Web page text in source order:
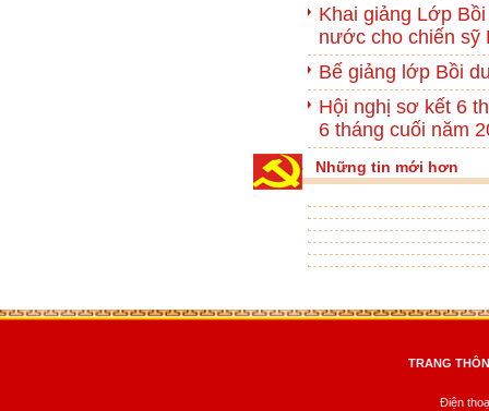
Khai giảng Lớp
nước cho chiến sỹ
Bế giảng lớp Bồi
Hội nghị sơ kết 6
6 tháng cuối năm
Những tin mới hơn
TRANG
Điện